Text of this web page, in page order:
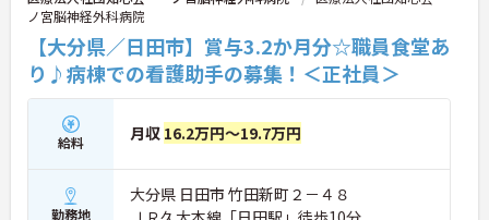
ノ宮脳神経外科病院
【大分県／日田市】賞与3.2か月分☆職員食堂あ
り♪病棟での看護助手の募集！＜正社員＞
給料 月収 16.2万円～19.7万円
勤務地
大分県 日田市 竹田新町２－４８